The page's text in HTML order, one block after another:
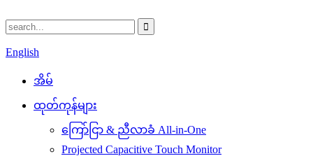
English
အိမ်
ထုတ်ကုန်များ
ကြော်ငြာ & ညီလာခံ All-in-One
Projected Capacitive Touch Monitor